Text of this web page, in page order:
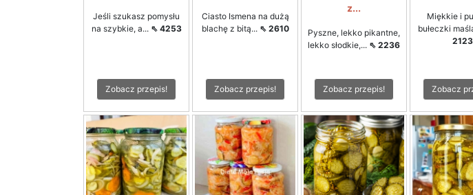
Jeśli szukasz pomysłu
na szybkie, a... ⇖ 4253
Zobacz przepis!
Ciasto Ismena na dużą
blachę z bitą... ⇖ 2610
Zobacz przepis!
z...
Pyszne, lekko pikantne,
lekko słodkie,... ⇖ 2236
Zobacz przepis!
Miękkie i
bułeczki
2123
Zobacz